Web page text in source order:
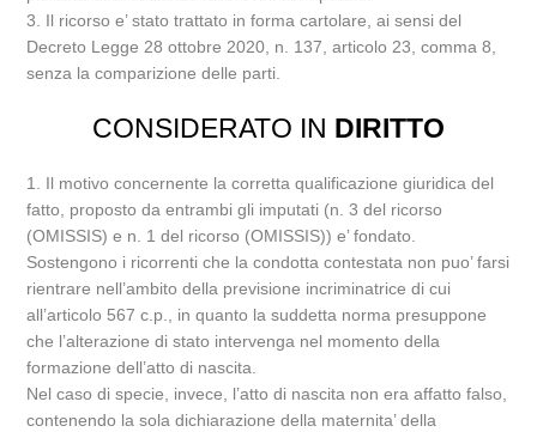
3. Il ricorso e’ stato trattato in forma cartolare, ai sensi del
Decreto Legge 28 ottobre 2020, n. 137, articolo 23, comma 8,
senza la comparizione delle parti.
CONSIDERATO IN DIRITTO
1. Il motivo concernente la corretta qualificazione giuridica del
fatto, proposto da entrambi gli imputati (n. 3 del ricorso
(OMISSIS) e n. 1 del ricorso (OMISSIS)) e’ fondato.
Sostengono i ricorrenti che la condotta contestata non puo’ farsi
rientrare nell’ambito della previsione incriminatrice di cui
all’articolo 567 c.p., in quanto la suddetta norma presuppone
che l’alterazione di stato intervenga nel momento della
formazione dell’atto di nascita.
Nel caso di specie, invece, l’atto di nascita non era affatto falso,
contenendo la sola dichiarazione della maternita’ della